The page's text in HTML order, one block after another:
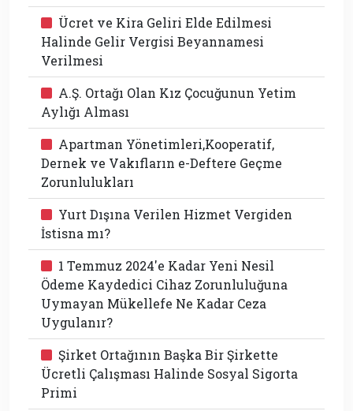
Ücret ve Kira Geliri Elde Edilmesi
Halinde Gelir Vergisi Beyannamesi
Verilmesi
A.Ş. Ortağı Olan Kız Çocuğunun Yetim
Aylığı Alması
Apartman Yönetimleri,Kooperatif,
Dernek ve Vakıfların e-Deftere Geçme
Zorunlulukları
Yurt Dışına Verilen Hizmet Vergiden
İstisna mı?
1 Temmuz 2024'e Kadar Yeni Nesil
Ödeme Kaydedici Cihaz Zorunluluğuna
Uymayan Mükellefe Ne Kadar Ceza
Uygulanır?
Şirket Ortağının Başka Bir Şirkette
Ücretli Çalışması Halinde Sosyal Sigorta
Primi